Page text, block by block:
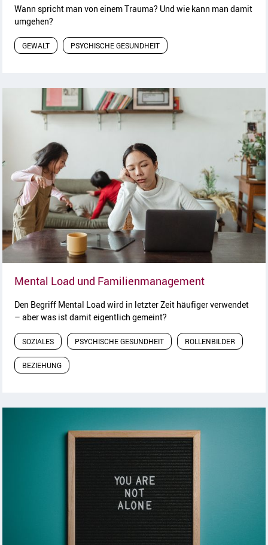
Wann spricht man von einem Trauma? Und wie kann man damit
umgehen?
GEWALT PSYCHISCHE GESUNDHEIT
Mental Load und FamilienmanagementArtikel lesen
Den Begriff Mental Load wird in letzter Zeit häufiger verwendet
– aber was ist damit eigentlich gemeint?
SOZIALES PSYCHISCHE GESUNDHEIT ROLLENBILDER
BEZIEHUNG